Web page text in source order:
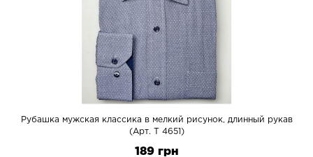
Рубашка мужская классика в мелкий рисунок, длинный рукав
(Арт. T 4651)
189 грн